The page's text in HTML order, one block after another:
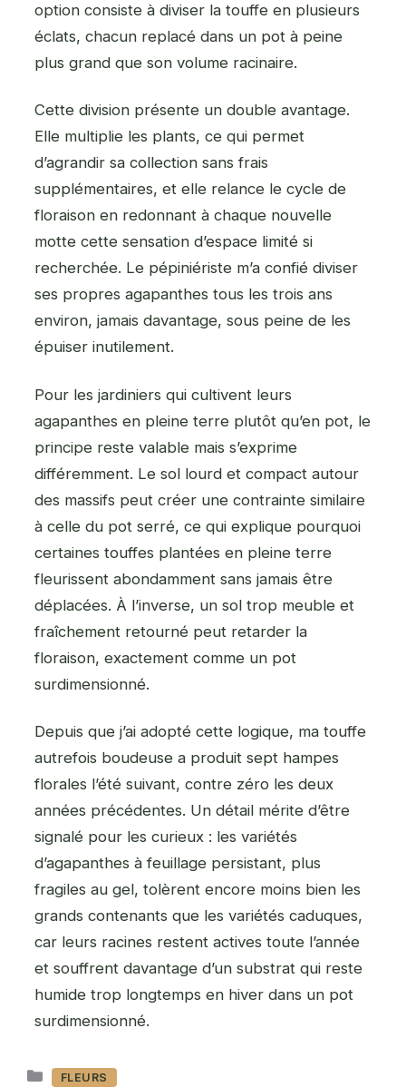
option consiste à diviser la touffe en plusieurs
éclats, chacun replacé dans un pot à peine
plus grand que son volume racinaire.
Cette division présente un double avantage.
Elle multiplie les plants, ce qui permet
d’agrandir sa collection sans frais
supplémentaires, et elle relance le cycle de
floraison en redonnant à chaque nouvelle
motte cette sensation d’espace limité si
recherchée. Le pépiniériste m’a confié diviser
ses propres agapanthes tous les trois ans
environ, jamais davantage, sous peine de les
épuiser inutilement.
Pour les jardiniers qui cultivent leurs
agapanthes en pleine terre plutôt qu’en pot, le
principe reste valable mais s’exprime
différemment. Le sol lourd et compact autour
des massifs peut créer une contrainte similaire
à celle du pot serré, ce qui explique pourquoi
certaines touffes plantées en pleine terre
fleurissent abondamment sans jamais être
déplacées. À l’inverse, un sol trop meuble et
fraîchement retourné peut retarder la
floraison, exactement comme un pot
surdimensionné.
Depuis que j’ai adopté cette logique, ma touffe
autrefois boudeuse a produit sept hampes
florales l’été suivant, contre zéro les deux
années précédentes. Un détail mérite d’être
signalé pour les curieux : les variétés
d’agapanthes à feuillage persistant, plus
fragiles au gel, tolèrent encore moins bien les
grands contenants que les variétés caduques,
car leurs racines restent actives toute l’année
et souffrent davantage d’un substrat qui reste
humide trop longtemps en hiver dans un pot
surdimensionné.
Catégories
FLEURS